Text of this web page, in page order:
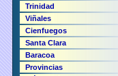
Trinidad
Viñales
Cienfuegos
Santa Clara
Baracoa
Provincias